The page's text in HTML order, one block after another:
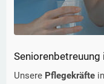
Seniorenbetreuung
Unsere Pflegekräfte in